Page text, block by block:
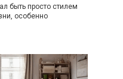
быть просто стилем
особенно